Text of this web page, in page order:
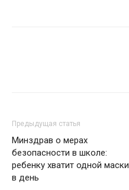
Предыдущая статья
Минздрав о мерах
безопасности в школе:
ребенку хватит одной маски
в день